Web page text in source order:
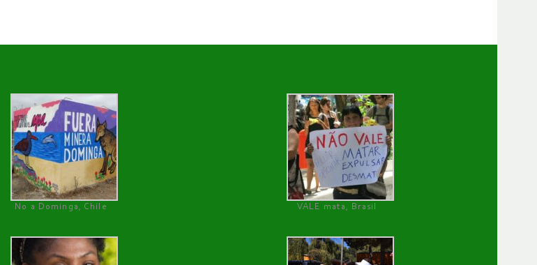
No a Dominga, Chile
VALE mata, Brasil